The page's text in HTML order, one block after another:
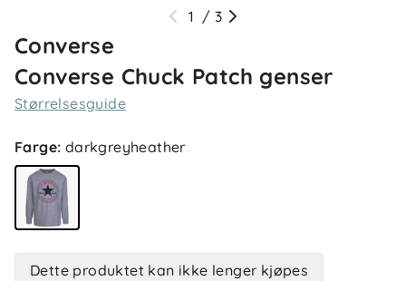
1 / 3
Converse
Converse Chuck Patch genser
Størrelsesguide
Farge: darkgreyheather
Dette produktet kan ikke lenger kjøpes